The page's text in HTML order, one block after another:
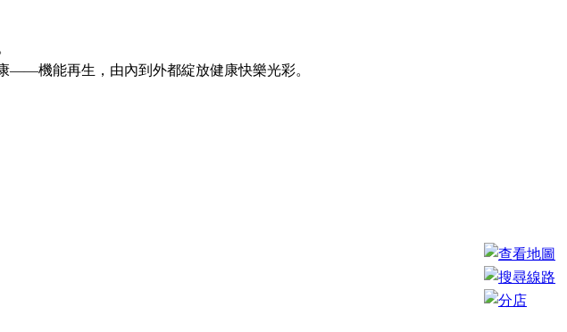
——機能再生，由內到外都綻放健康快樂光彩。